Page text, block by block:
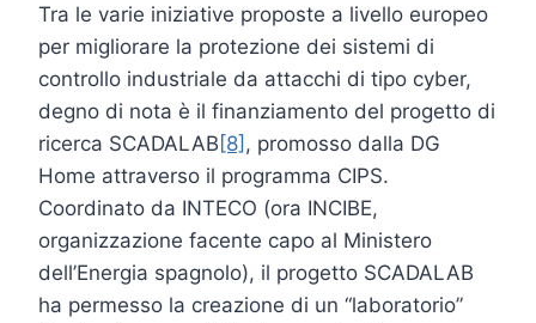
Tra le varie iniziative proposte a livello europeo
per migliorare la protezione dei sistemi di
controllo industriale da attacchi di tipo cyber,
degno di nota è il finanziamento del progetto di
ricerca SCADALAB [8] , promosso dalla DG
Home attraverso il programma CIPS.
Coordinato da INTECO (ora INCIBE,
organizzazione facente capo al Ministero
dell’Energia spagnolo), il progetto SCADALAB
ha permesso la creazione di un “laboratorio”